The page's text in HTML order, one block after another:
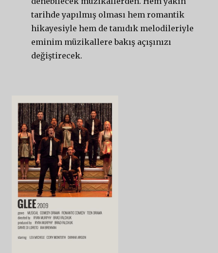
tarihde yapılmış olması hem romantik
hikayesiyle hem de tanıdık melodileriyle
eminim müzikallere bakış açışınızı
değiştirecek.